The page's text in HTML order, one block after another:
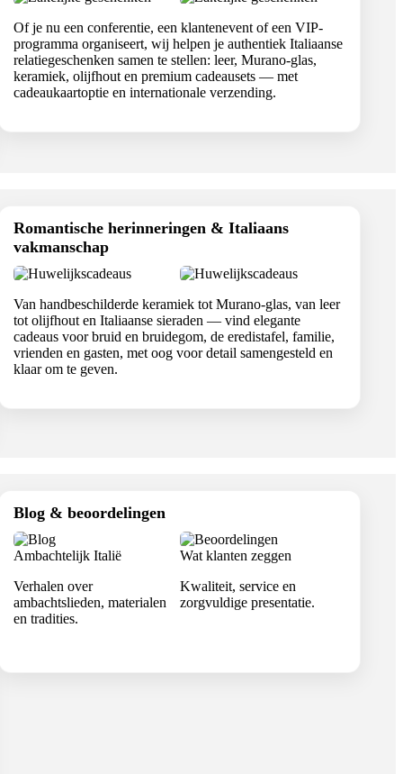
Of je nu een conferentie, een klantenevent of een VIP-
programma organiseert, wij helpen je authentiek Italiaanse
relatiegeschenken samen te stellen: leer, Murano-glas,
keramiek, olijfhout en premium cadeausets — met
cadeaukaartoptie en internationale verzending.
Romantische herinneringen & Italiaans
vakmanschap
Van handbeschilderde keramiek tot Murano-glas, van leer
tot olijfhout en Italiaanse sieraden — vind elegante
cadeaus voor bruid en bruidegom, de eredistafel, familie,
vrienden en gasten, met oog voor detail samengesteld en
klaar om te geven.
Blog & beoordelingen
Ambachtelijk Italië
Verhalen over
ambachtslieden, materialen
en tradities.
Wat klanten zeggen
Kwaliteit, service en
zorgvuldige presentatie.